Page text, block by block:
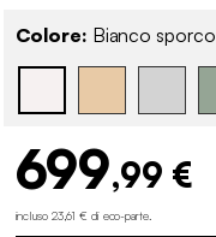
Colore: Bianco sporco
699,99 €
incluso 23,61 € di eco-parte.